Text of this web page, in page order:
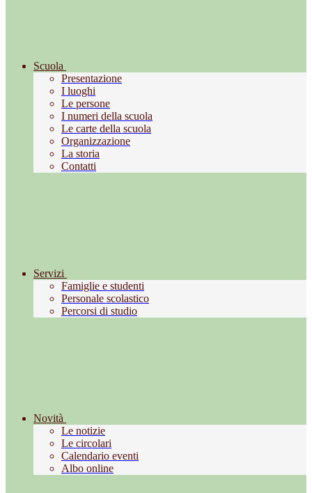
Scuola
Presentazione
I luoghi
Le persone
I numeri della scuola
Le carte della scuola
Organizzazione
La storia
Contatti
Servizi
Famiglie e studenti
Personale scolastico
Percorsi di studio
Novità
Le notizie
Le circolari
Calendario eventi
Albo online